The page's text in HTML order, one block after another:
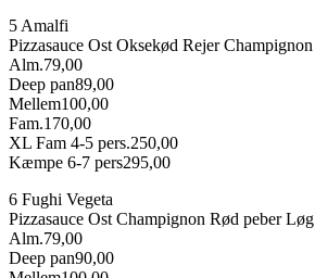
5 Amalfi
Pizzasauce OstOksekød RejerChampignon
Alm.79,00
Deep pan89,00
Mellem100,00
Fam.170,00
XL Fam 4-5 pers.250,00
Kæmpe 6-7 pers295,00
6 Fughi Vegeta
Pizzasauce OstChampignon Rød peberLøg
Alm.79,00
Deep pan90,00